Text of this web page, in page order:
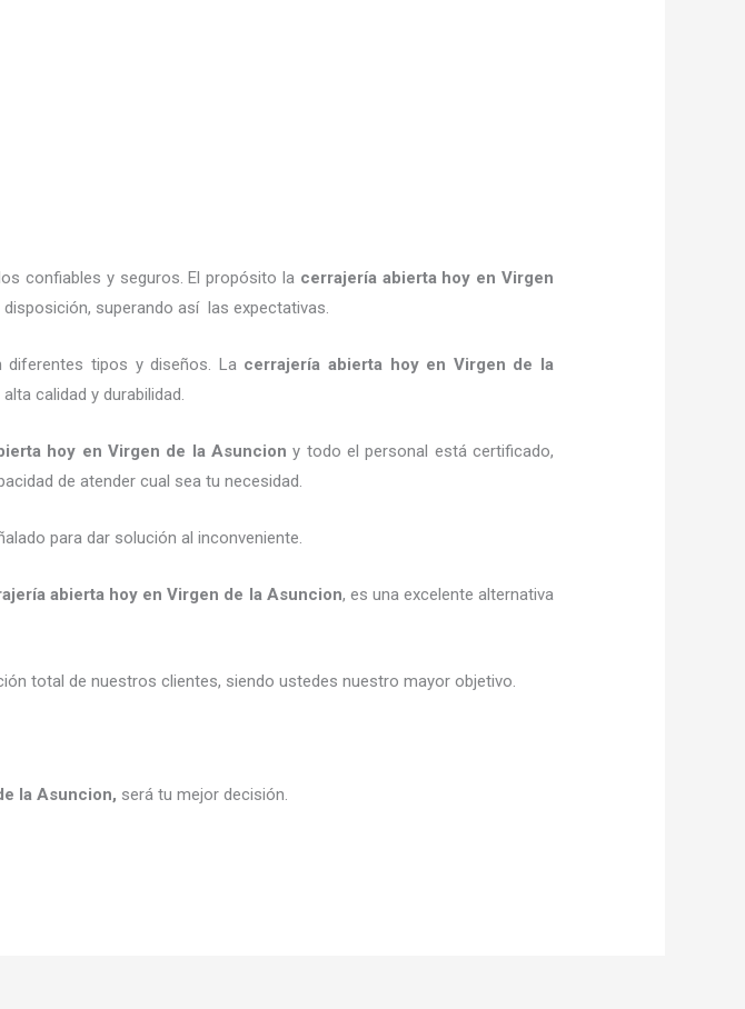
confiables y seguros. El propósito la cerrajería abierta hoy en Virgen
superando así las expectativas.
tipos y diseños. La cerrajería abierta hoyen Virgen de la
calidad y durabilidad.
hoy en Virgen de la Asuncion y todo el personal está certificado,
de atender cual sea tu necesidad.
para dar solución al inconveniente.
abierta hoy en Virgen de la Asuncion, es una excelente alternativa
total de nuestros clientes, siendo ustedes nuestro mayor objetivo.
la Asuncion, será tu mejor decisión.